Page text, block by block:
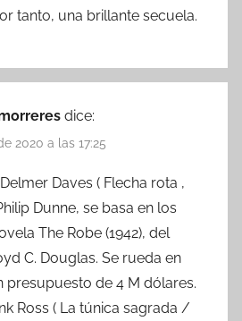
tanto, una brillante secuela.
dice:
2020 a las 17:25
Daves ( Flecha rota ,
Dunne, se basa en los
The Robe (1942), del
C. Douglas. Se rueda en
presupuesto de 4 M dólares.
Ross ( La túnica sagrada /